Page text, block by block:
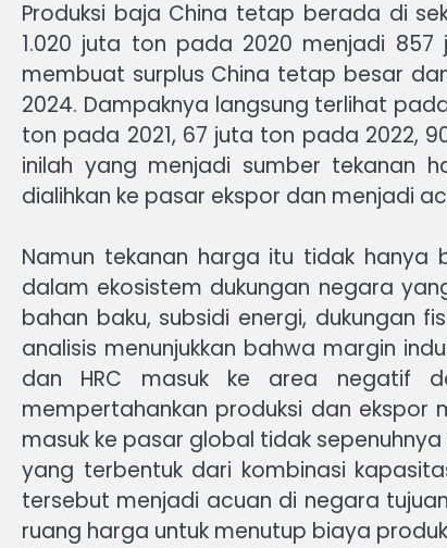
Produksi baja China tetap berada di
1.020 juta ton pada 2020 menjadi
membuat surplus China tetap besar
2024. Dampaknya langsung terlihat
ton pada 2021, 67 juta ton pada 2022,
inilah yang menjadi sumber tekanan
dialihkan ke pasar ekspor dan menjadi
Namun tekanan harga itu tidak hanya
dalam ekosistem dukungan negara
bahan baku, subsidi energi, dukungan
analisis menunjukkan bahwa margin
dan HRC masuk ke area negatif
mempertahankan produksi dan ekspor
masuk ke pasar global tidak
yang terbentuk dari kombinasi
tersebut menjadi acuan di negara
ruang harga untuk menutup biaya